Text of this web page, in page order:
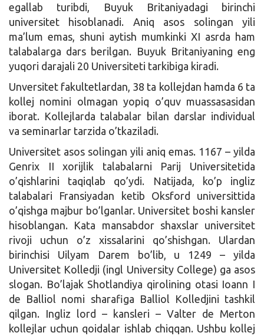
egallab turibdi, Buyuk Britaniyadagi birinchi
universitet hisoblanadi. Aniq asos solingan yili
ma’lum emas, shuni aytish mumkinki XI asrda ham
talabalarga dars berilgan. Buyuk Britaniyaning eng
yuqori darajali 20 Universiteti tarkibiga kiradi.
Unversitet fakultetlardan, 38 ta kollejdan hamda 6 ta
kollej nomini olmagan yopiq o’quv muassasasidan
iborat. Kollejlarda talabalar bilan darslar individual
va seminarlar tarzida o’tkaziladi.
Universitet asos solingan yili aniq emas. 1167 – yilda
Genrix II xorijlik talabalarni Parij Universitetida
o’qishlarini taqiqlab qo’ydi. Natijada, ko’p ingliz
talabalari Fransiyadan ketib Oksford universittida
o’qishga majbur bo’lganlar. Universitet boshi kansler
hisoblangan. Kata mansabdor shaxslar universitet
rivoji uchun o’z xissalarini qo’shishgan. Ulardan
birinchisi Uilyam Darem bo’lib, u 1249 – yilda
Universitet Kolledji (ingl University College) ga asos
slogan. Bo’lajak Shotlandiya qirolining otasi Ioann I
de Balliol nomi sharafiga Balliol Kolledjini tashkil
qilgan. Ingliz lord – kansleri – Valter de Merton
kollejlar uchun qoidalar ishlab chiqqan. Ushbu kollej